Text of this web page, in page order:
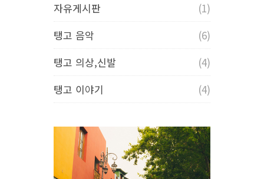
자유게시판
(1)
탱고 음악
(6)
탱고 의상,신발
(4)
탱고 이야기
(4)